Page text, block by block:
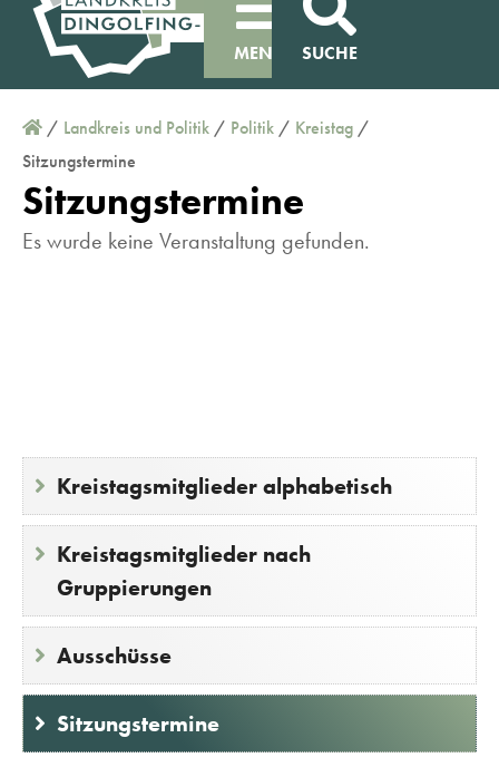
MENÜ SUCHE
/ Landkreis und Politik / Politik / Kreistag /
Sitzungstermine
Sitzungstermine
Es wurde keine Veranstaltung gefunden.
Kreistagsmitglieder alphabetisch
Kreistagsmitglieder nach
Gruppierungen
Ausschüsse
Sitzungstermine